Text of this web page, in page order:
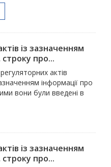
із зазначенням
про...
актів
інформації про
вони були введені в
із зазначенням
про...